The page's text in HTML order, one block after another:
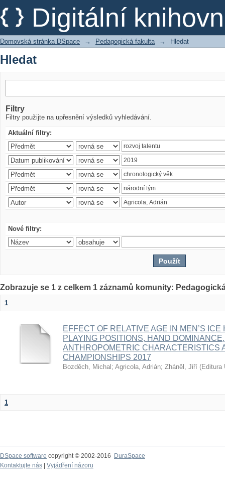
Digitální
Hledat
Domovská stránka DSpace → Pedagogická fakulta → Hledat
Hledat
Filtry
Filtry použijte na upřesnění výsledků vyhledávání.
Aktuální filtry:
Nové filtry:
Zobrazuje se 1 z celkem 1 záznamů komunity:
1
EFFECT OF RELATIVE AGE IN MEN’S
PLAYING POSITIONS, HAND
ANTHROPOMETRIC CHARACTERISTICS
CHAMPIONSHIPS 2017
Bozděch, Michal ; Agricola, Adrián; Zháněl, Jiří (Editura
1
DSpace software copyright © 2002-2016
DuraSpace
Kontaktujte nás
Vyjádření názoru